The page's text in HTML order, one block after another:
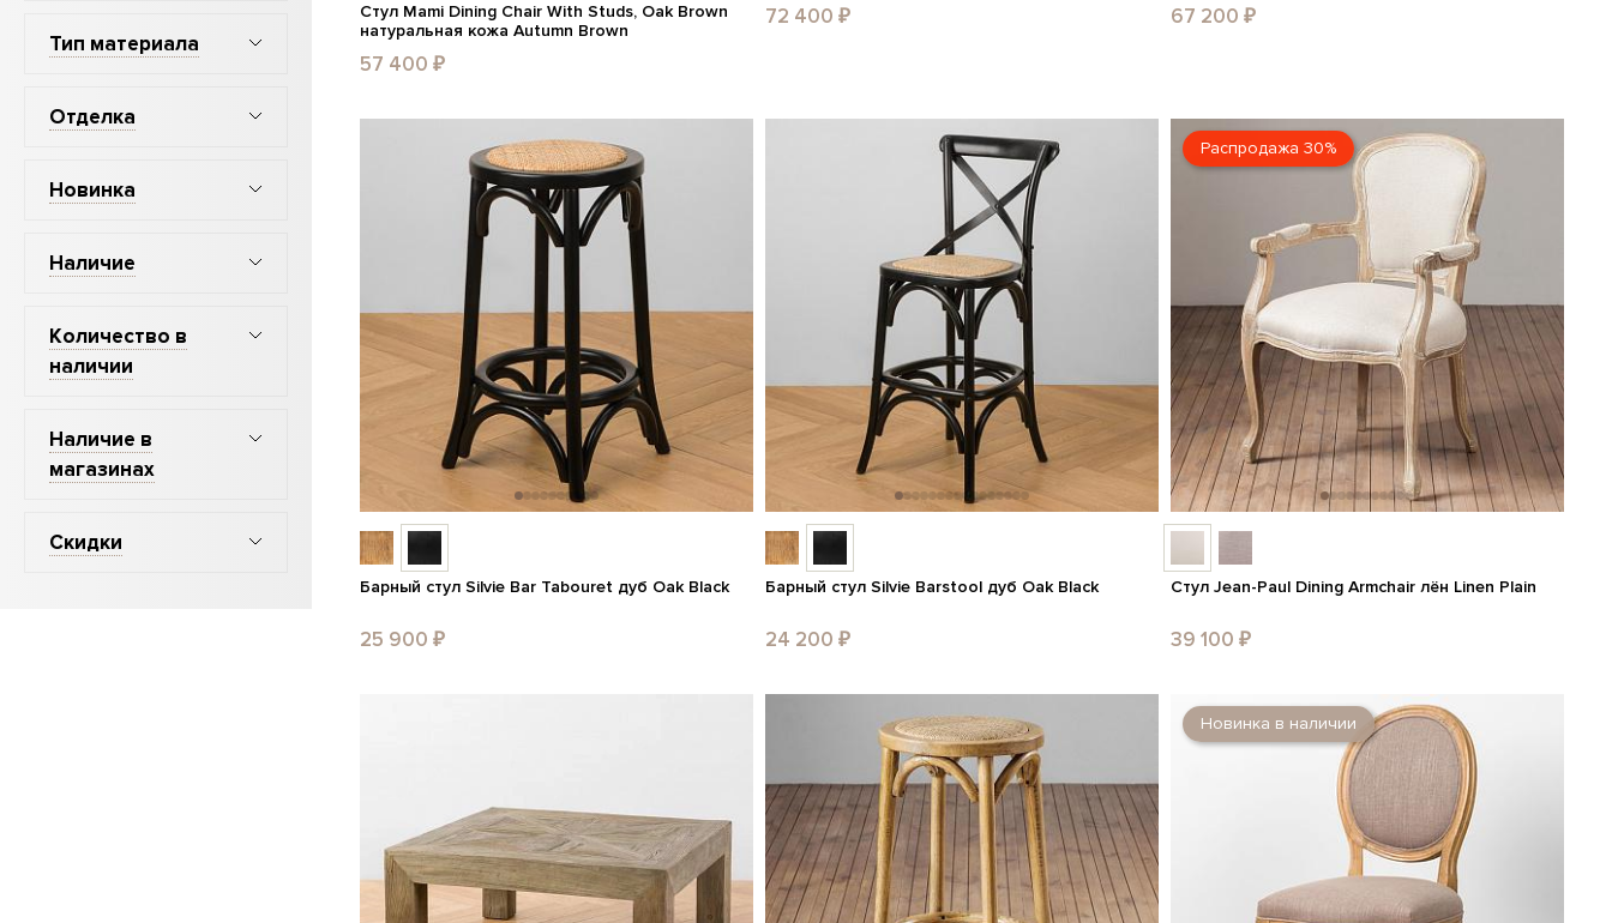
Тип материала
Отделка
Новинка
Наличие
Количество в
наличии
Наличие в
магазинах
Скидки
Стул Mami Dining Chair With Studs, Oak Brown
натуральная кожа Autumn Brown
57 400 ₽
72 400 ₽ 67 200 ₽
Барный стул Silvie Bar Tabouret дуб Oak Black
25 900 ₽
Барный стул Silvie Barstool дуб Oak Black
24 200 ₽
Распродажа 30%
Стул Jean-Paul Dining Armchair лён Linen Plain
39 100 ₽
Новинка в наличии